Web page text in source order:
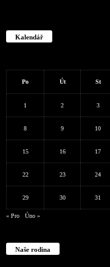
Kalendář
Po Út St
1 2 3
8 9 10
15 16 17
22 23 24
29 30 31
« Pro Úno »
Naše rodina